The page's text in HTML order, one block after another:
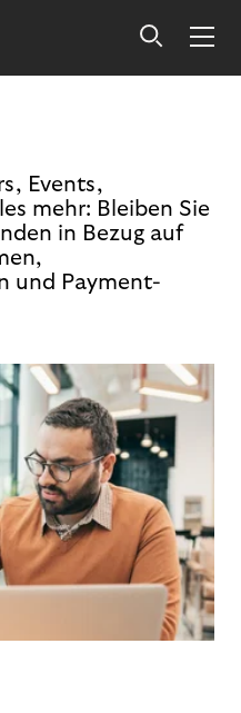
Events,
mehr: Bleiben Sie
in Bezug auf
und Payment-